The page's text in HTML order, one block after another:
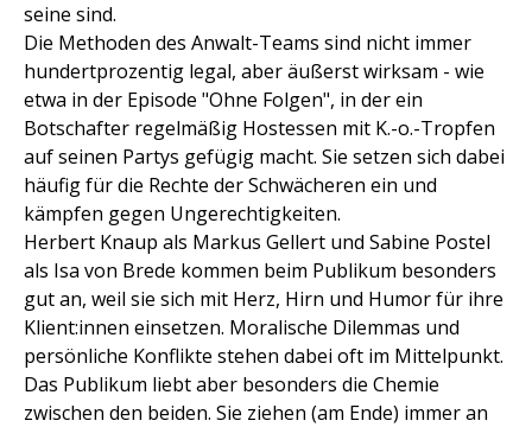
seine sind.
Die Methoden des Anwalt-Teams sind nicht immer
hundertprozentig legal, aber äußerst wirksam - wie
etwa in der Episode "Ohne Folgen", in der ein
Botschafter regelmäßig Hostessen mit K.-o.-Tropfen
auf seinen Partys gefügig macht. Sie setzen sich dabei
häufig für die Rechte der Schwächeren ein und
kämpfen gegen Ungerechtigkeiten.
Herbert Knaup als Markus Gellert und Sabine Postel
als Isa von Brede kommen beim Publikum besonders
gut an, weil sie sich mit Herz, Hirn und Humor für ihre
Klient:innen einsetzen. Moralische Dilemmas und
persönliche Konflikte stehen dabei oft im Mittelpunkt.
Das Publikum liebt aber besonders die Chemie
zwischen den beiden. Sie ziehen (am Ende) immer an